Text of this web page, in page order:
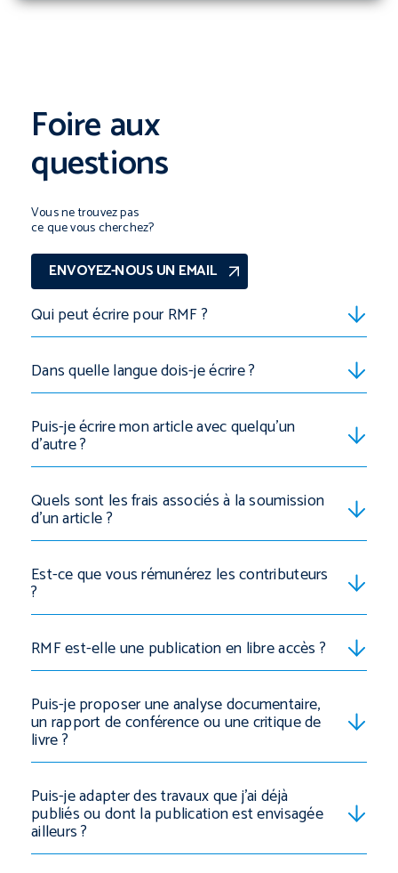
Foire aux
questions
Vous ne trouvez pas
ce que vous cherchez?
ENVOYEZ-NOUS UN EMAIL
Qui peut écrire pour RMF ?
Dans quelle langue dois-je écrire ?
Puis-je écrire mon article avec quelqu’un
d’autre ?
Quels sont les frais associés à la soumission
d’un article ?
Est-ce que vous rémunérez les contributeurs
?
RMF est-elle une publication en libre accès ?
Puis-je proposer une analyse documentaire,
un rapport de conférence ou une critique de
livre ?
Puis-je adapter des travaux que j’ai déjà
publiés ou dont la publication est envisagée
ailleurs ?